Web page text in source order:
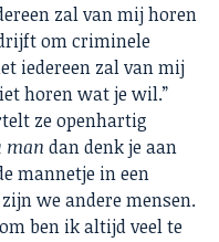
zal van mij horen
om criminele
iedereen zal van mij
horen wat je wil.”
ze openhartig
man dan denk je aan
mannetje in een
we andere mensen.
ben ik altijd veel te